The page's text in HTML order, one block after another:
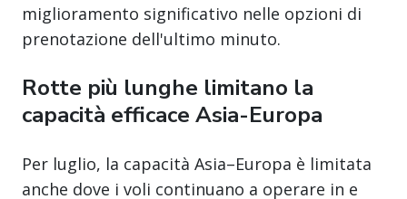
miglioramento significativo nelle opzioni di
prenotazione dell'ultimo minuto.
Rotte più lunghe limitano la
capacità efficace Asia-Europa
Per luglio, la capacità Asia–Europa è limitata
anche dove i voli continuano a operare in e